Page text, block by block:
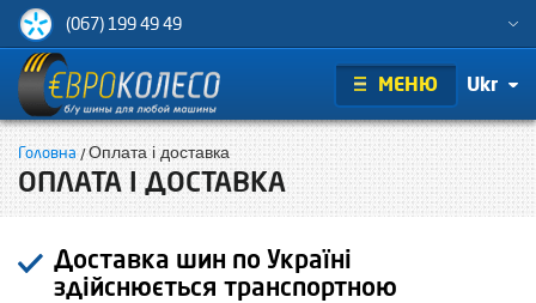
(067) 199 49 49
МЕНЮ Ukr
Головна Оплата і доставка
ОПЛАТА І ДОСТАВКА
Доставка шин по Україні
здійснюється транспортною